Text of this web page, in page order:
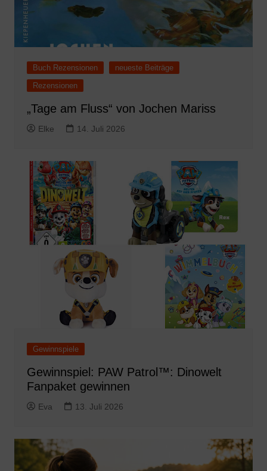
Buch Rezensionen
neueste Beiträge
Rezensionen
„Tage am Fluss“ von Jochen Mariss
Elke 14. Juli 2026
Gewinnspiele
Gewinnspiel: PAW Patrol™: Dinowelt
Fanpaket gewinnen
Eva 13. Juli 2026